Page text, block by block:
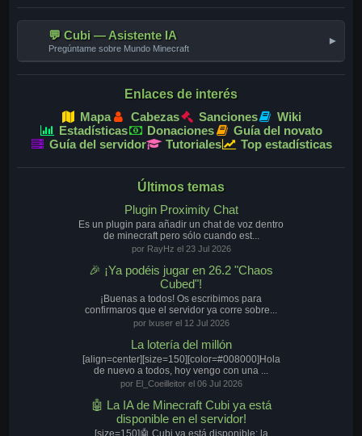
💬 Cubi — Asistente IA
Pregúntame sobre Mundo Minecraft
▾
Enlaces de interés
Mapa
Cabezas Sanciones
Wiki
Estadísticas
Donaciones
Guía del novato
Guía del servidor
Tutoriales Top estadísticas
Últimos temas
Plugin Proximity Chat
Es un plugin para añadir un chat de voz dentro
de minecraft pero sólo cuando est...
por RayHz el 23 Jul 2026
🎉 ¡Ya podéis jugar en 26.2 "Chaos
Cubed"!
¡Buenas a todos! Os escribimos para
confirmaros que el servidor ya corre sobre...
por lxuser el 12 Jul 2026
La lotería del millón
[align=center][size=150][color=#008000]Hola
de nuevo a todos, hoy vengo con una ...
por El_Coeilleitor el 06 Jul 2026
🤖 La IA de Minecraft Cubi ya está
disponible en el servidor!
[size=150]🤖 Cubi ya está disponible: la